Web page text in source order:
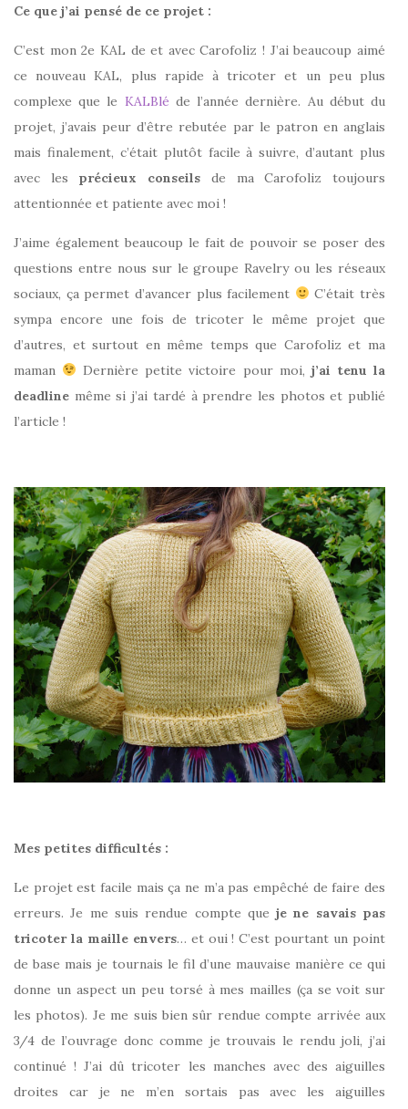
Ce que j’ai pensé de ce projet :
C’est mon 2e KAL de et avec Carofoliz ! J’ai beaucoup aimé
ce nouveau KAL, plus rapide à tricoter et un peu plus
complexe que le KALBlé de l’année dernière. Au début du
projet, j’avais peur d’être rebutée par le patron en anglais
mais finalement, c’était plutôt facile à suivre, d’autant plus
avec les précieux conseils de ma Carofoliz toujours
attentionnée et patiente avec moi !
J’aime également beaucoup le fait de pouvoir se poser des
questions entre nous sur le groupe Ravelry ou les réseaux
sociaux, ça permet d’avancer plus facilement
C’était très
sympa encore une fois de tricoter le même projet que
d’autres, et surtout en même temps que Carofoliz et ma
maman
Dernière petite victoire pour moi, j’ai tenu la
deadline même si j’ai tardé à prendre les photos et publié
l’article !
Mes petites difficultés :
Le projet est facile mais ça ne m’a pas empêché de faire des
erreurs. Je me suis rendue compte queje ne savais pas
tricoter la maille envers… et oui ! C’est pourtant un point
de base mais je tournais le fil d’une mauvaise manière ce qui
donne un aspect un peu torsé à mes mailles (ça se voit sur
les photos). Je me suis bien sûr rendue compte arrivée aux
3/4 de l’ouvrage donc comme je trouvais le rendu joli, j’ai
continué ! J’ai dû tricoter les manches avec des aiguilles
droites car je ne m’en sortais pas avec les aiguilles